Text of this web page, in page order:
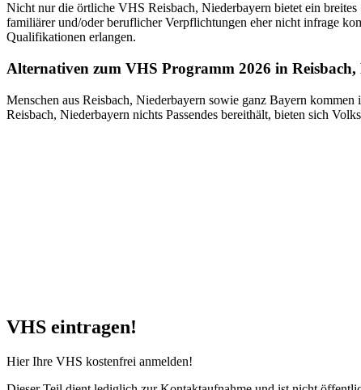
Nicht nur die örtliche VHS Reisbach, Niederbayern bietet ein
familiärer und/oder beruflicher Verpflichtungen eher nicht infrage
Qualifikationen erlangen.
Alternativen zum VHS Programm 2026 in Reisbach,
Menschen aus Reisbach, Niederbayern sowie ganz Bayern
Reisbach, Niederbayern nichts Passendes bereithält, bieten sich
VHS eintragen!
Hier Ihre VHS kostenfrei anmelden!